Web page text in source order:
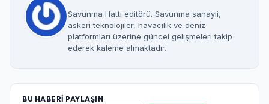
Savunma Hattı editörü. Savunma sanayii,
askeri teknolojiler, havacılık ve deniz
platformları üzerine güncel gelişmeleri takip
ederek kaleme almaktadır.
BU HABERİ PAYLAŞIN